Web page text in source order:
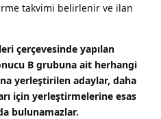
takvimi belirlenir ve ilan
çerçevesinde yapılan
B grubuna ait herhangi
yerleştirilen adaylar, daha
için yerleştirmelerine esas
bulunamazlar.